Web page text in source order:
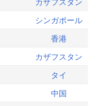
シンガポール
香港
カザフスタン
タイ
中国